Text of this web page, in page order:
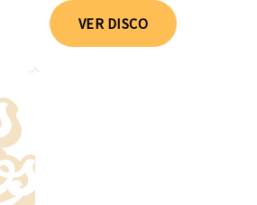
VER DISCO